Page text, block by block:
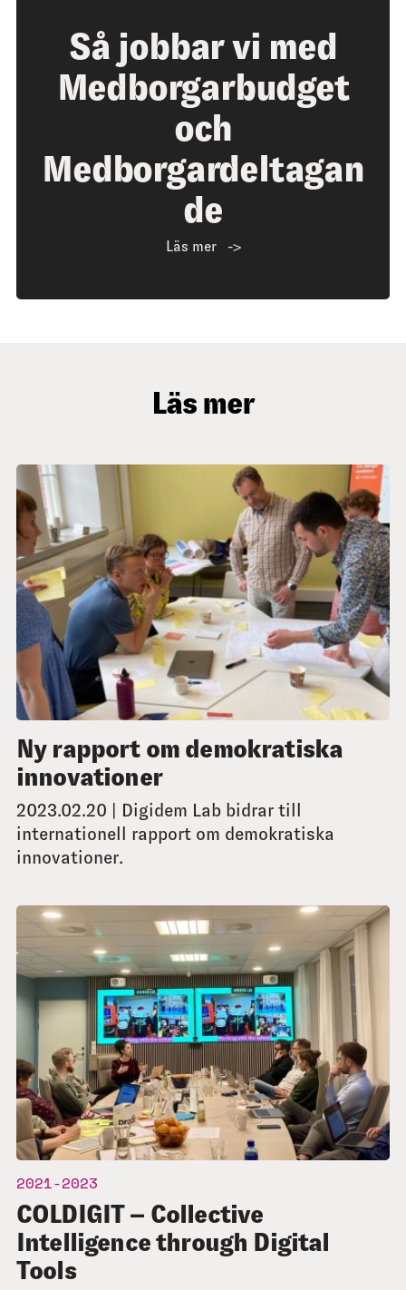
Så jobbar vi med
Medborgarbudget
och
Medborgardeltagan
de
Läs mer
Läs mer
Ny rapport om demokratiska
innovationer
2023.02.20 | Digidem Lab bidrar till
internationell rapport om demokratiska
innovationer.
2021-2023
COLDIGIT – Collective
Intelligence through Digital
Tools